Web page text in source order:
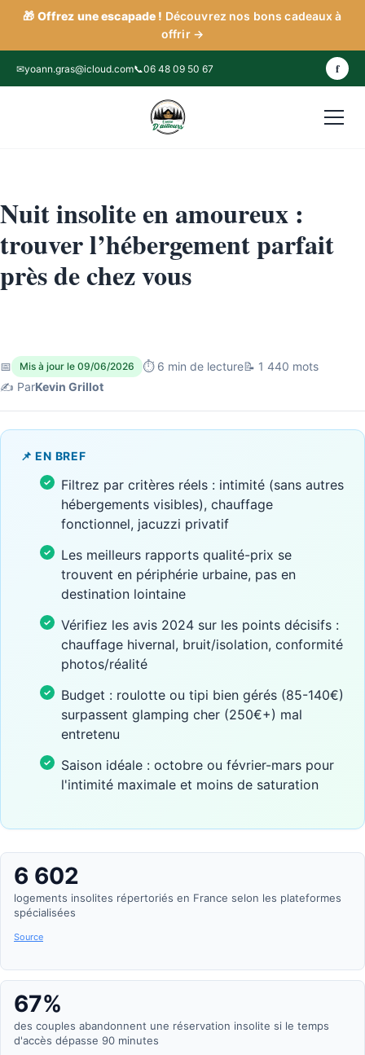
🎁 Offrez une escapade ! Découvrez nos bons cadeaux à
offrir →
✉yoann.gras@icloud.com📞06 48 09 50 67 f
Nuit insolite en amoureux :
trouver l’hébergement parfait
près de chez vous
📅 Mis à jour le 09/06/2026 ⏱ 6 min de lecture📝 1 440 mots
✍️ ParKevin Grillot
📌 EN BREF
Filtrez par critères réels : intimité (sans autres
hébergements visibles), chauffage
fonctionnel, jacuzzi privatif
Les meilleurs rapports qualité-prix se
trouvent en périphérie urbaine, pas en
destination lointaine
Vérifiez les avis 2024 sur les points décisifs :
chauffage hivernal, bruit/isolation, conformité
photos/réalité
Budget : roulotte ou tipi bien gérés (85-140€)
surpassent glamping cher (250€+) mal
entretenu
Saison idéale : octobre ou février-mars pour
l'intimité maximale et moins de saturation
6 602
logements insolites répertoriés en France selon les plateformes
spécialisées
Source
67%
des couples abandonnent une réservation insolite si le temps
d'accès dépasse 90 minutes